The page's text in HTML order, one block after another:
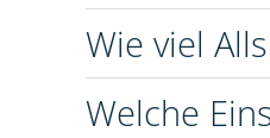
Wie viel
Welche